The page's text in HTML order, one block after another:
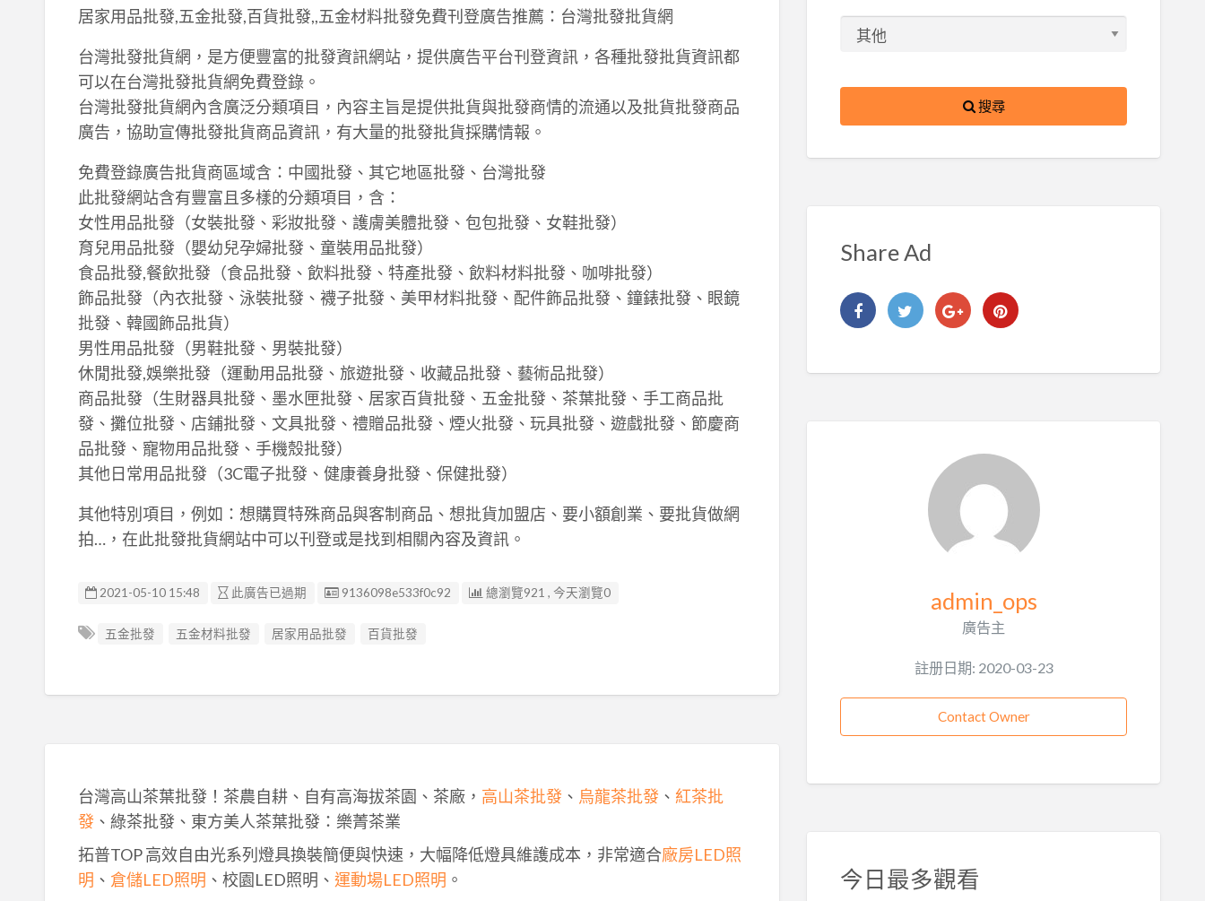
居家用品批發,五金批發,百貨批發,,五金材料批發免費刊登廣告推薦：台灣批發批貨網
台灣批發批貨網，是方便豐富的批發資訊網站，提供廣告平台刊登資訊，各種批發批貨資訊都
可以在台灣批發批貨網免費登錄。
台灣批發批貨網內含廣泛分類項目，內容主旨是提供批貨與批發商情的流通以及批貨批發商品
廣告，協助宣傳批發批貨商品資訊，有大量的批發批貨採購情報。
免費登錄廣告批貨商區域含：中國批發、其它地區批發、台灣批發
此批發網站含有豐富且多樣的分類項目，含：
女性用品批發（女裝批發、彩妝批發、護膚美體批發、包包批發、女鞋批發）
育兒用品批發（嬰幼兒孕婦批發、童裝用品批發）
食品批發,餐飲批發（食品批發、飲料批發、特產批發、飲料材料批發、咖啡批發）
飾品批發（內衣批發、泳裝批發、襪子批發、美甲材料批發、配件飾品批發、鐘錶批發、眼鏡
批發、韓國飾品批貨）
男性用品批發（男鞋批發、男裝批發）
休閒批發,娛樂批發（運動用品批發、旅遊批發、收藏品批發、藝術品批發）
商品批發（生財器具批發、墨水匣批發、居家百貨批發、五金批發、茶葉批發、手工商品批
發、攤位批發、店鋪批發、文具批發、禮贈品批發、煙火批發、玩具批發、遊戲批發、節慶商
品批發、寵物用品批發、手機殼批發）
其他日常用品批發（3C電子批發、健康養身批發、保健批發）
其他特別項目，例如：想購買特殊商品與客制商品、想批貨加盟店、要小額創業、要批貨做網
拍…，在此批發批貨網站中可以刊登或是找到相關內容及資訊。
2021-05-10 15:48 此廣告已過期 廣告编號
9136098e533f0c92 總瀏覽921 , 今天瀏覽0
五金批發 五金材料批發 居家用品批發 百貨批發
台灣高山茶葉批發！茶農自耕、自有高海拔茶園、茶廠， 高山茶批發、 烏龍茶批發、 紅茶批
發、綠茶批發、東方美人茶葉批發：樂菁茶業
拓普TOP 高效自由光系列燈具換裝簡便與快速，大幅降低燈具維護成本，非常適合廠房LED照
明 、 倉儲LED照明 、校園LED照明、 運動場LED照明 。
搜尋
Share Ad
admin_ops
廣告主
註册日期: 2020-03-23
Contact Owner
今日最多觀看